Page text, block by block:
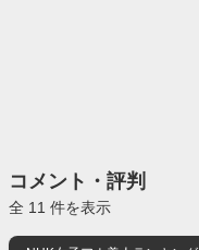
コメント・評判
全 11 件を表示